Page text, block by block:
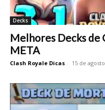
Decks
Melhores Decks de
META
Clash Royale Dicas - 15 de